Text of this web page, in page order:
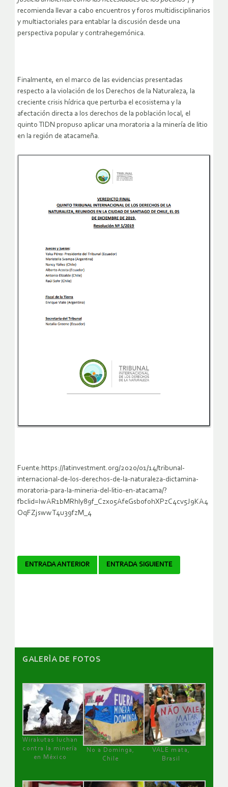
recomienda llevar a cabo encuentros y foros multidisciplinarios
y multiactoriales para entablar la discusión desde una
perspectiva popular y contrahegemónica.
Finalmente, en el marco de las evidencias presentadas
respecto a la violación de los Derechos de la Naturaleza, la
creciente crisis hídrica que perturba el ecosistema y la
afectación directa a los derechos de la población local, el
quinto TIDN propuso aplicar una moratoria a la minería de litio
en la región de atacameña.
Fuente:https://latinvestment.org/2020/01/14/tribunal-
internacional-de-los-derechos-de-la-naturaleza-dictamina-
moratoria-para-la-mineria-del-litio-en-atacama/?
fbclid=IwAR1bMRhly89f_Czx05AfeGsbofohXPzC4cv5J9KA4
OqFZjswwT4u39fzM_4
Navegador
ENTRADA ANTERIOR ENTRADA SIGUIENTE
GALERÌA DE FOTOS
Wirakutas luchan
contra la minería
en México
No a Dominga,
Chile
VALE mata,
Brasil